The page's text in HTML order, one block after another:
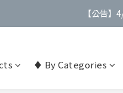
【公告
【公告
【會員】綁
♦️ By Categories